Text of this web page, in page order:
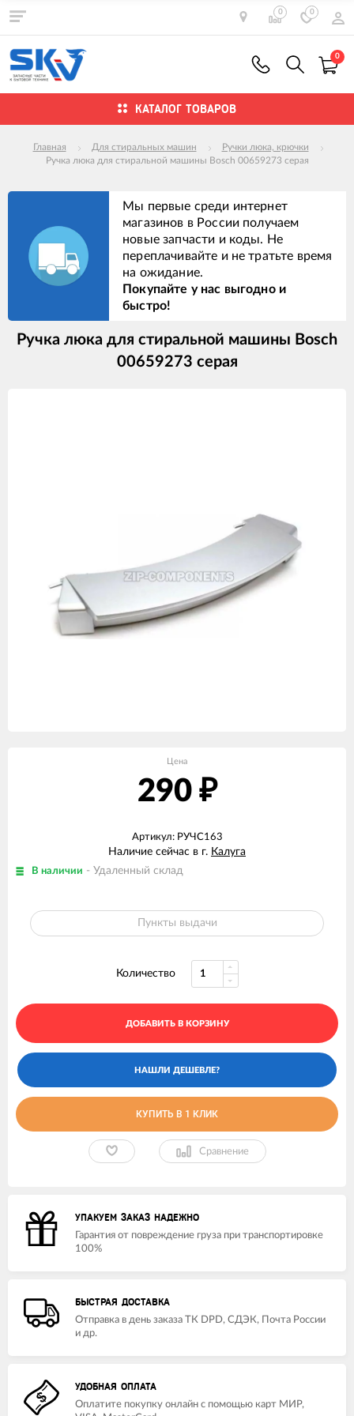
0 0
0
КАТАЛОГ ТОВАРОВ
Главная Для стиральных машин
Ручки люка, крючки
Ручка люка для стиральной машины Bosch 00659273 серая
Мы первые среди интернет
магазинов в России получаем
новые запчасти и коды. Не
переплачивайте и не тратьте время
на ожидание.
Покупайте у нас выгодно и
быстро!
Ручка люка для стиральной машины Bosch
00659273 серая
Цена
290 ₽
Артикул: РУЧС163
Наличие сейчас в г. Калуга
В наличии - Удаленный склад
Пункты выдачи
Количество
ДОБАВИТЬ В КОРЗИНУ
КУПИТЬ В 1 КЛИК
Сравнение
УПАКУЕМ ЗАКАЗ НАДЕЖНО
Гарантия от повреждение груза при транспортировке
100%
БЫСТРАЯ ДОСТАВКА
Отправка в день заказа ТК DPD, СДЭК, Почта России
и др.
УДОБНАЯ ОПЛАТА
Оплатите покупку онлайн с помощью карт МИР,